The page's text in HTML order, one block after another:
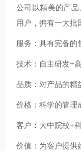
公司以精美的产
用户，拥有一大批
服务：具有完备的
技术：自主研发+
品质：对产品的精
价格：科学的管理
客户：大中院校+
价值：为客户提供